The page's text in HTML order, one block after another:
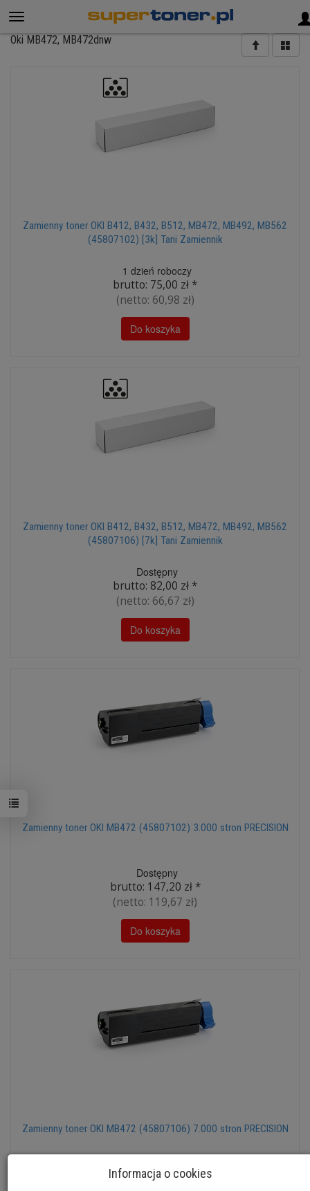
Oki MB472, MB472dnw
Zamienny toner OKI B412, B432, B512, MB472, MB492, MB562
(45807102) [3k] Tani Zamiennik
1 dzień roboczy
brutto: 75,00 zł *
(netto: 60,98 zł)
Do koszyka
Zamienny toner OKI B412, B432, B512, MB472, MB492, MB562
(45807106) [7k] Tani Zamiennik
Dostępny
brutto: 82,00 zł *
(netto: 66,67 zł)
Do koszyka
Zamienny toner OKI MB472 (45807102) 3.000 stron PRECISION
Dostępny
brutto: 147,20 zł*
(netto: 119,67 zł)
Do koszyka
Zamienny toner OKI MB472 (45807106) 7.000 stron PRECISION
Dostępny
Informacja o cookies